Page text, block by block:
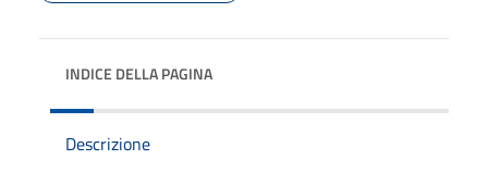
INDICE DELLA PAGINA
Descrizione